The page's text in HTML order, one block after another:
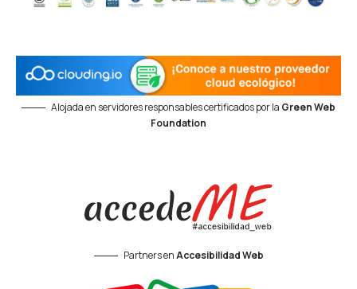
Alojada en servidores responsables certificados por la Green Web
Foundation
Partners enAccesibilidad Web